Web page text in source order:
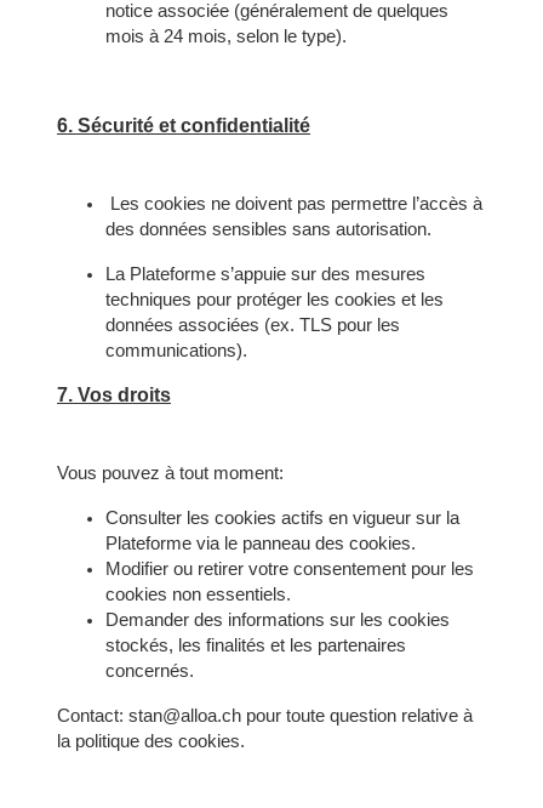
notice associée (généralement de quelques
mois à 24 mois, selon le type).
6. Sécurité et confidentialité
Les cookies ne doivent pas permettre l’accès à
des données sensibles sans autorisation.
La Plateforme s’appuie sur des mesures
techniques pour protéger les cookies et les
données associées (ex. TLS pour les
communications).
7. Vos droits
Vous pouvez à tout moment:
Consulter les cookies actifs en vigueur sur la
Plateforme via le panneau des cookies.
Modifier ou retirer votre consentement pour les
cookies non essentiels.
Demander des informations sur les cookies
stockés, les finalités et les partenaires
concernés.
Contact: stan@alloa.ch pour toute question relative à
la politique des cookies.